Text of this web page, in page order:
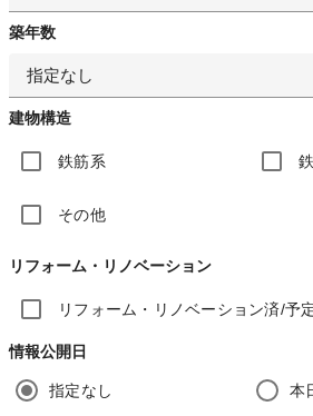
築年数
指定なし
建物構造
鉄筋系
その他
リフォーム・リノベーション
リフォーム・リノベーション済/予
情報公開日
指定なし 本